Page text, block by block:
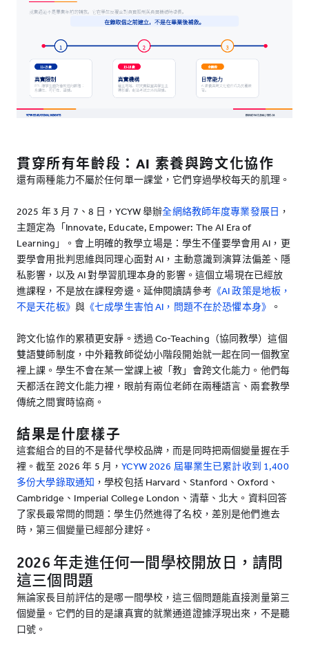
貫穿所有年齡段：AI 素養與跨文化協作
還有兩種能力不屬於任何單一課堂，它們穿過學校每天的肌理。
2025 年 3 月 7、8 日，YCYW 舉辦全網絡教師年度專業發展日 ，
主題定為「Innovate, Educate, Empower: The AI Era of
Learning」。會上明確的教學立場是：學生不僅要學會用 AI，更
要學會用批判思維與同理心面對 AI，主動意識到演算法偏差、隱
私影響，以及 AI 對學習肌理本身的影響。這個立場現在已經放
進課程，不是放在課程旁邊。延伸閱讀請參考 《AI 政策是地板，
不是天花板》 與《七成學生害怕 AI，問題不在於恐懼本身》 。
跨文化協作的累積更安靜。透過 Co-Teaching（協同教學）這個
雙語雙師制度，中外籍教師從幼小階段開始就一起在同一個教室
裡上課。學生不會在某一堂課上被「教」會跨文化能力。他們每
天都活在跨文化能力裡，眼前有兩位老師在兩種語言、兩套教學
傳統之間實時協商。
結果是什麼樣子
這套組合的目的不是替代學校品牌，而是同時把兩個變量握在手
裡。截至 2026 年 5 月，YCYW 2026 屆畢業生已累計收到 1,400
多份大學錄取通知 ，學校包括 Harvard、Stanford、Oxford、
Cambridge、Imperial College London、清華、北大。資料回答
了家長最常問的問題：學生仍然進得了名校，差別是他們進去
時，第三個變量已經部分建好。
2026 年走進任何一間學校開放日，請問
這三個問題
無論家長目前評估的是哪一間學校，這三個問題能直接測量第三
個變量。它們的目的是讓真實的就業通道證據浮現出來，不是聽
口號。